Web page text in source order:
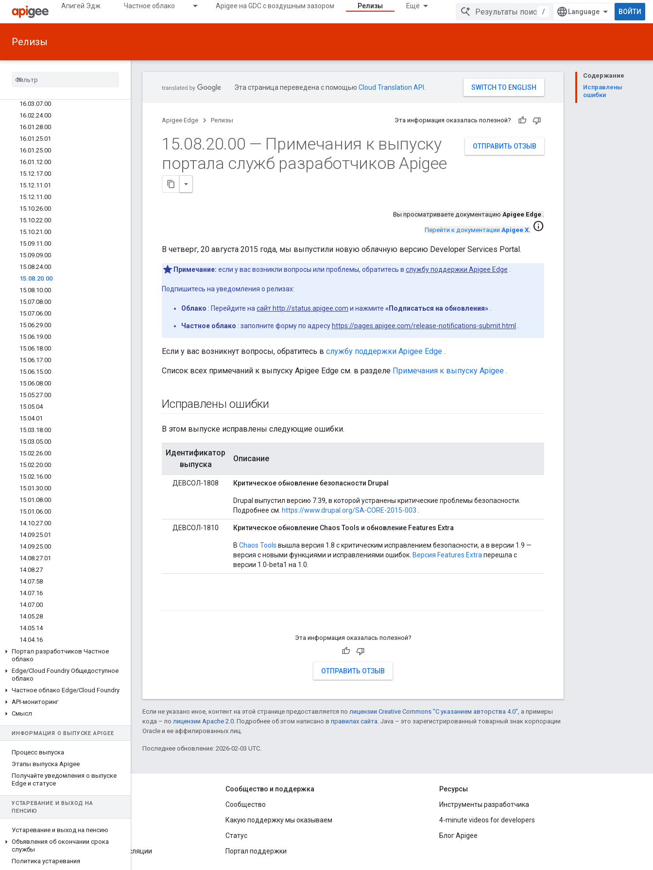
Апигей Эдж Частное облако Apigee на GDC с воздушным зазором Релизы Ещё
/ ВОЙТИ
Релизы
16.08.10.00
16.08.04.00
16.06.16.00
16.04.04
16.03.07.00
16.02.24.00
16.01 .28.00
16.01 .25.01
16.01 .25.00
16.01 .12.00
15.12.17.00
15.12.11 .01
15.12.11 .00
15.10.26.00
15.10.22.00
15.10.21 .00
15.09.11 .00
15.09.09.00
15.08.24.00
15.08.20.00
15.08.10.00
15.07.08.00
15.07.06.00
15.06.29.00
15.06.19.00
15.06.18.00
15.06.17.00
15.06.15.00
15.06.08.00
15.05.27.00
15.05.04
15.04.01
15.03.18.00
15.03.05.00
15.02.26.00
15.02.20.00
15.02.16.00
15.01 .30.00
15.01 .08.00
15.01 .06.00
14.10.27.00
14.09.25.01
14.09.25.00
14.08.27.01
14.08.27
14.07.58
14.07.16
14.07.00
14.05.28
14.05.14
14.04.16
Портал разработчиков Частное
облако
Edge/Cloud Foundry Общедоступное
облако
Частное облако Edge/Cloud Foundry
API-мониторинг
Смысл
ИНФОРМАЦИЯ О ВЫПУСКЕ APIGEE
Процесс выпуска
Этапы выпуска Apigee
Получайте уведомления о выпуске
Edge и статусе
УСТАРЕВАНИЕ И ВЫХОД НА
ПЕНСИЮ
Устаревание и выход на пенсию
Объявления об окончании срока
службы
Политика устаревания
Содержание
Исправлены
ошибки
Эта страница переведена с помощью Cloud Translation API
Apigee Edge Релизы Эта информация оказалась полезной?
ОТПРАВИТЬ ОТЗЫВ
15.08.20.00 — Примечания к выпуску
портала служб разработчиков Apigee
Вы просматриваете документацию Apigee Edge .
Перейти к документации Apigee X. info
В четверг, 20 августа 2015 года, мы выпустили новую облачную версию Developer Services Portal.
Примечание: если у вас возникли вопросы или проблемы, обратитесь в службу поддержки Apigee Edge
Подпишитесь на уведомления о релизах:
Облако : Перейдите на сайт http://status.apigee.com и нажмите «Подписаться на обновления»
Частное облако : заполните форму по адресу https://pages.apigee.com/release-notifications-submit.html
Если у вас возникнут вопросы, обратитесь в службу поддержки Apigee Edge .
Список всех примечаний к выпуску Apigee Edge см. в разделе Примечания к выпуску Apigee .
Исправлены ошибки
В этом выпуске исправлены следующие ошибки.
Идентификатор
выпуска
Описание
ДЕВСОЛ-1808 Критическое обновление безопасности Drupal
Drupal выпустил версию 7.39, в которой устранены критические проблемы безопасности.
Подробнее см. https://www.drupal.org/SA-CORE-2015-003
ДЕВСОЛ-1810 Критическое обновление Chaos Tools и обновление Features Extra
В Chaos Tools вышла версия 1.8 с критическим исправлением безопасности, а в версии 1.9 —
версия с новыми функциями и исправлениями ошибок. Версия Features Extra перешла с
версии 1.0-beta1 на 1.0.
Эта информация оказалась полезной?
ОТПРАВИТЬ ОТЗЫВ
Если не указано иное, контент на этой странице предоставляется по лицензии Creative Commons "С указанием авторства 4.0", а примеры
кода – по лицензии Apache 2.0. Подробнее об этом написано в правилах сайта. Java – это зарегистрированный товарный знак корпорации
Oracle и ее аффилированных лиц.
Последнее обновление: 2026-02-03 UTC.
О компании Apigee
We're part of Google
Мероприятия
Партнеры
Электронные книги и интернет-трансляции
Сообщество и поддержка
Сообщество
Какую поддержку мы оказываем
Статус
Портал поддержки
Ресурсы
Инструменты разработчика
4-minute videos for developers
Блог Apigee